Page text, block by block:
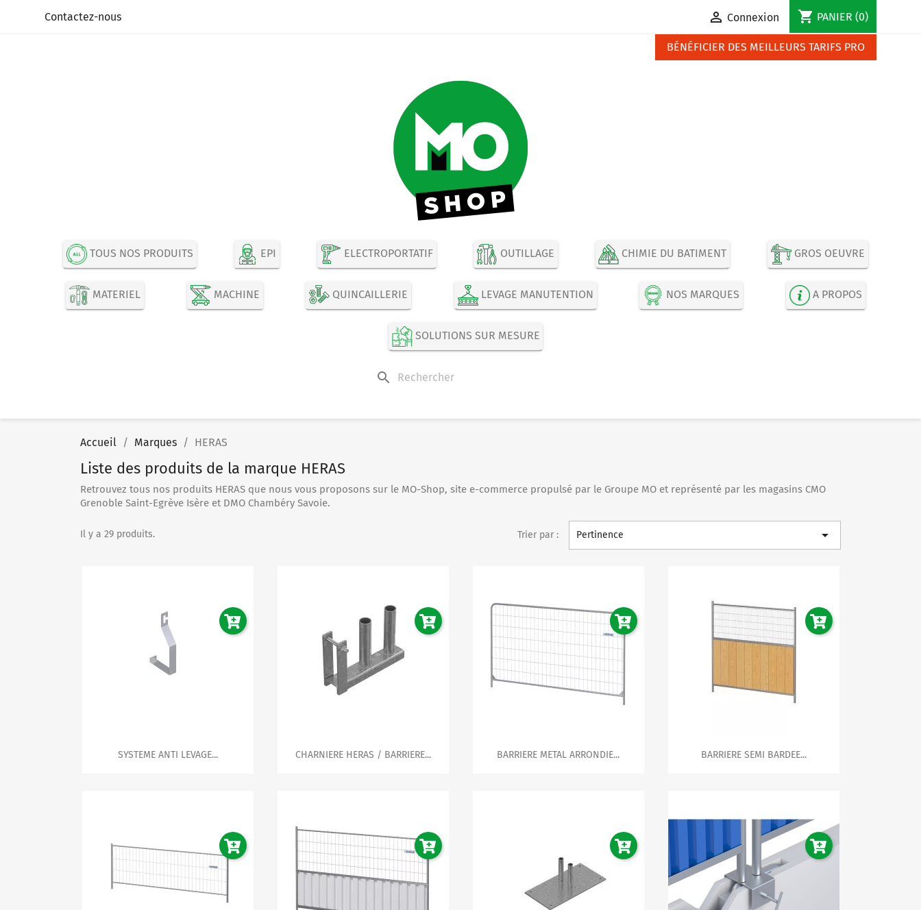
Contactez-nous  Connexion shopping_cart PANIER (0)
BÉNÉFICIER DES MEILLEURS TARIFS PRO
TOUS NOS PRODUITS EPI ELECTROPORTATIF OUTILLAGE CHIMIE DU BATIMENT GROS OEUVRE
MATERIEL MACHINE QUINCAILLERIE LEVAGE MANUTENTION NOS MARQUES A PROPOS
SOLUTIONS SUR MESURE
search
Accueil Marques HERAS
Liste des produits de la marque HERAS
Retrouvez tous nos produits HERAS que nous vous proposons sur le MO-Shop, site e-commerce propulsé par le Groupe MO et représenté par les magasins CMO
Grenoble Saint-Egrève Isère et DMO Chambéry Savoie.
Il y a 29 produits. Trier par : Pertinence 
Aperçu rapide
SYSTEME ANTI LEVAGE... Aperçu rapide
CHARNIERE HERAS / BARRIERE... Aperçu rapide
BARRIERE METAL ARRONDIE... Aperçu rapide
BARRIERE SEMI BARDEE...